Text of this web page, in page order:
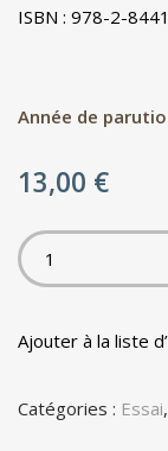
ISBN : 978-2-
Année de
13,00 €
Ajouter à la liste
Catégories : Essai,